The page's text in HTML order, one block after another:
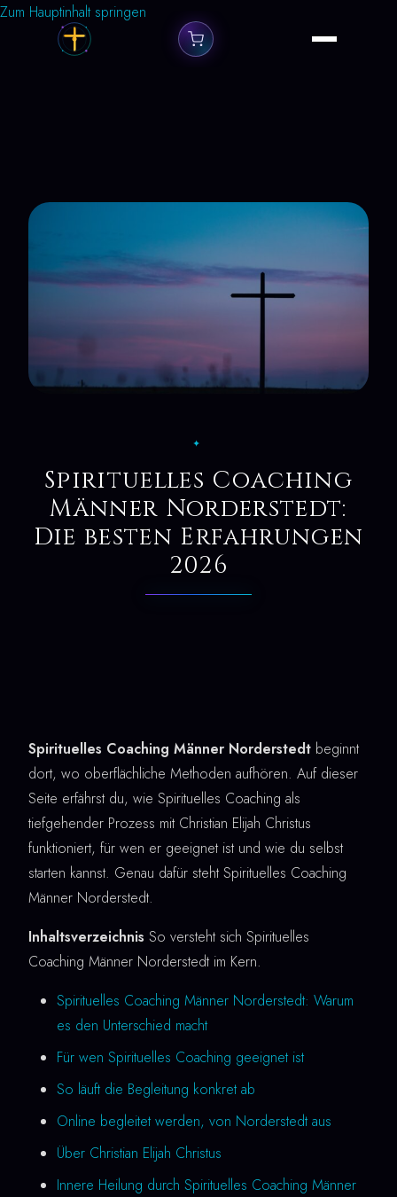
Zum Hauptinhalt springen
✦
Spirituelles Coaching
Männer Norderstedt:
Die besten Erfahrungen
2026
Spirituelles Coaching Männer Norderstedt beginnt
dort, wo oberflächliche Methoden aufhören. Auf dieser
Seite erfährst du, wie Spirituelles Coaching als
tiefgehender Prozess mit Christian Elijah Christus
funktioniert, für wen er geeignet ist und wie du selbst
starten kannst. Genau dafür steht Spirituelles Coaching
Männer Norderstedt.
Inhaltsverzeichnis So versteht sich Spirituelles
Coaching Männer Norderstedt im Kern.
Spirituelles Coaching Männer Norderstedt: Warum
es den Unterschied macht
Für wen Spirituelles Coaching geeignet ist
So läuft die Begleitung konkret ab
Online begleitet werden, von Norderstedt aus
Über Christian Elijah Christus
Innere Heilung durch Spirituelles Coaching Männer